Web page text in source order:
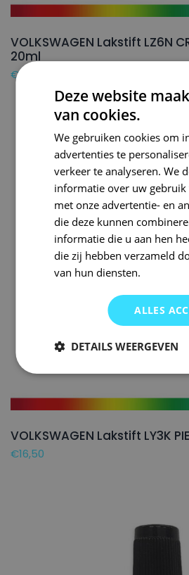
VOLKSWAGEN Lakstift LZ6N
20ml
€16,50
VOLKSWAGEN Lakstift LY3K
€16,50
Deze website
van cookies.
We gebruiken cookies om
advertenties te
verkeer te analyseren. We
informatie over uw gebruik
met onze advertentie- en
die deze kunnen
informatie die u aan hen
die zij hebben verzameld
van hun diensten.
ALLES
DETAILS WEERGEVEN